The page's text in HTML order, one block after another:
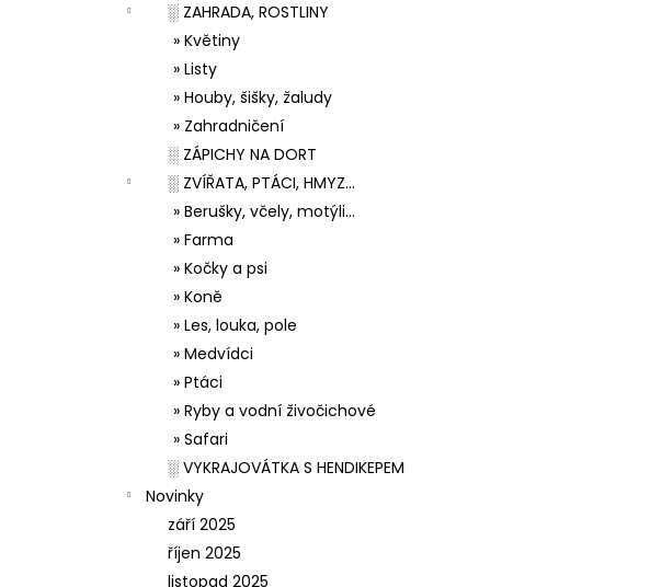
░ ZAHRADA, ROSTLINY
» Květiny
» Listy
» Houby, šišky, žaludy
» Zahradničení
░ ZÁPICHY NA DORT
░ ZVÍŘATA, PTÁCI, HMYZ...
» Berušky, včely, motýli...
» Farma
» Kočky a psi
» Koně
» Les, louka, pole
» Medvídci
» Ptáci
» Ryby a vodní živočichové
» Safari
░ VYKRAJOVÁTKA S HENDIKEPEM
Novinky
září 2025
říjen 2025
listopad 2025